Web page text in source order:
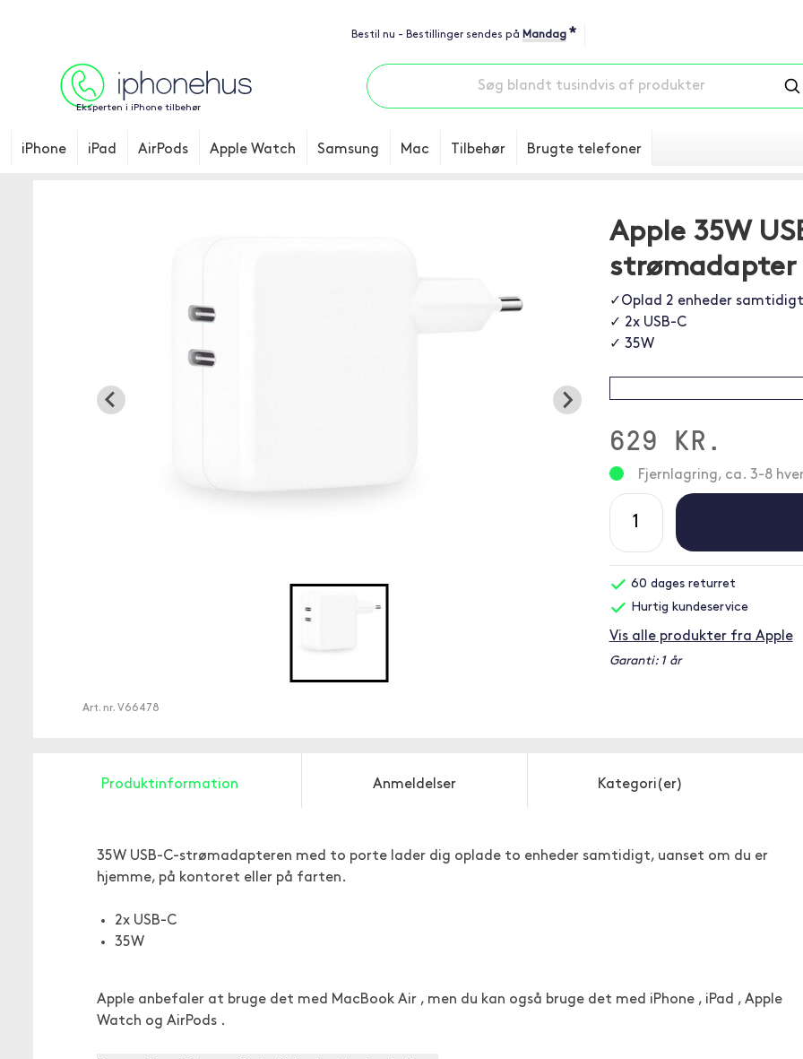
Bestil nu - Bestillinger sendes på Mandag *
Eksperten i iPhone tilbehør
iPhone iPad AirPods Apple Watch Samsung Mac Tilbehør Brugte telefoner
Art. nr. V66478
Apple 35W
strømadapter
✓Oplad 2 enheder samtidigt
✓ 2x USB-C
✓ 35W
629 KR.
Fjernlagring, ca. 3-8
60 dages returret
Hurtig kundeservice
Vis alle produkter fra Apple
Garanti: 1 år
Produktinformation Anmeldelser Kategori(er)
35W USB-C-strømadapteren med to porte lader dig oplade to enheder samtidigt, uanset om du er
hjemme, på kontoret eller på farten.
2x USB-C
35W
Apple anbefaler at bruge det med MacBook Air , men du kan også bruge det med iPhone , iPad , Apple
Watch og AirPods .